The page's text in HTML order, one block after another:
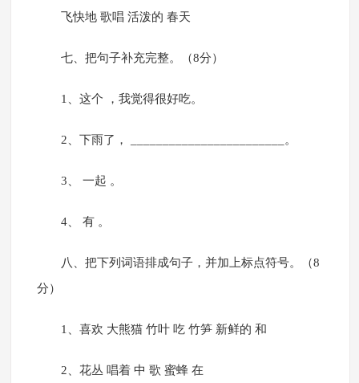
飞快地 歌唱 活泼的 春天
七、把句子补充完整。（8分）
1、这个 ，我觉得很好吃。
2、下雨了， ________________________。
3、 一起 。
4、 有 。
八、把下列词语排成句子，并加上标点符号。（8
分）
1、喜欢 大熊猫 竹叶 吃 竹笋 新鲜的 和
2、花丛 唱着 中 歌 蜜蜂 在